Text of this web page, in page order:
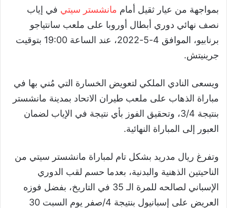
بمواجهة من عيار ثقيل أمام مانشستر سيتي في إياب
نصف نهائي دوري أبطال أوروبا على ملعب سانتياجو
برنابيو، الموافق 4-5-2022، عند الساعة 19:00 بتوقيت
جرينيتش.
ويسعى النادي الملكي لتعويض الخسارة التي مُني بها في
مباراة الذهاب على ملعب طيران الاتحاد بمدينة مانشستر
بنتيجة 3/4، وتحقيق الفوز بأي نتيجة في الإياب لضمان
العبور إلى المباراة النهائية.
وتفرغ ريال مدريد بشكل تام لمباراة مانشستر سيتي من
الناحيتين الذهنية والبدنية، بعدما حسم لقب الدوري
الإسباني لصالحه للمرة الـ 35 في التاريخ، بفضل فوزه
العريض على إسبانيول بنتيجة 4/صفر يوم السبت 30